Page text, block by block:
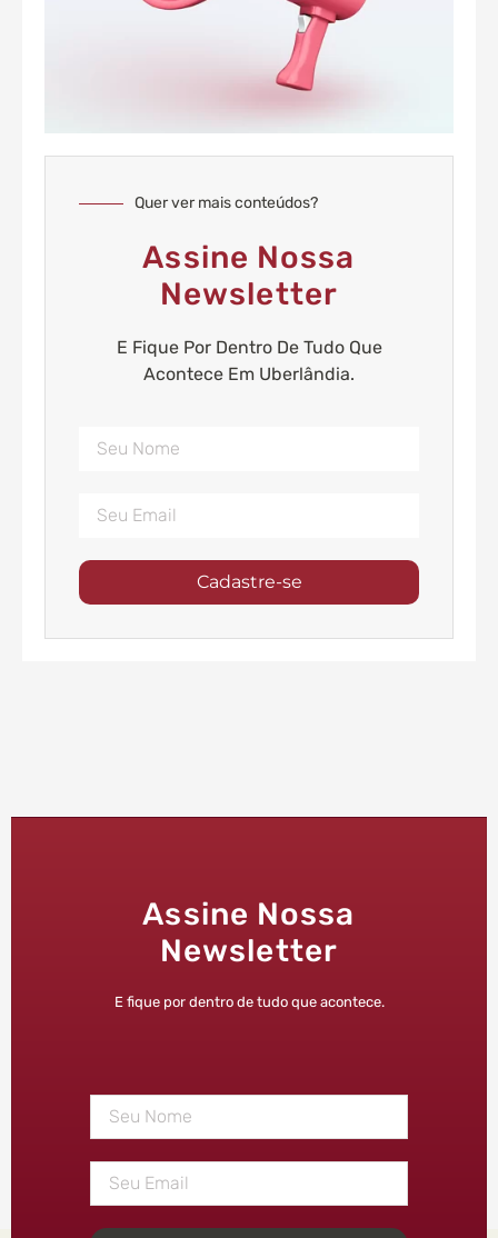
Quer ver mais conteúdos?
Assine Nossa
Newsletter
E Fique Por Dentro De Tudo Que
Acontece Em Uberlândia.
Cadastre-se
Assine Nossa
Newsletter
E fique por dentro de tudo que acontece.